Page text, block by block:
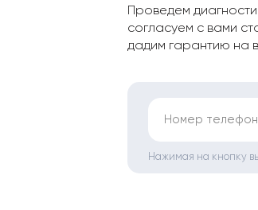
Проведем
согласуем с вами
дадим гарантию на
Номер
Нажимая на кнопку